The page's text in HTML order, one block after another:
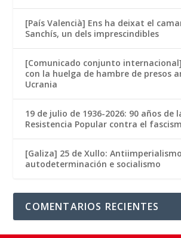
[País Valencià] Ens ha deixat el
Sanchís, un dels imprescindibles
[Comunicado conjunto
con la huelga de hambre de presos
Ucrania
19 de julio de 1936-2026: 90 años de
Resistencia Popular contra el
[Galiza] 25 de Xullo:
autodeterminación e socialismo
COMENTARIOS RECIENTES